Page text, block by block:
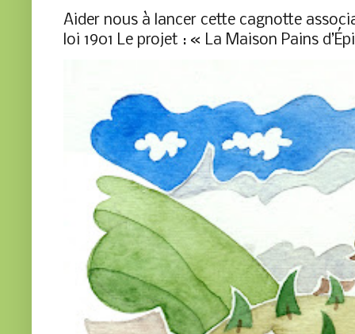
Aider nous à lancer cette cagnotte
loi 1901 Le projet : « La Maison Pains